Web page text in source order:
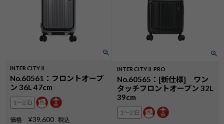
INTER CITYⅡ
No.60561：フロントオープ
ン 36L 47cm
1〜2泊
価格 ¥39,600 税込
INTER CITYⅡ PRO
No.60565：[新仕様] ワン
タッチフロントオープン 32L
39cm
1〜2泊